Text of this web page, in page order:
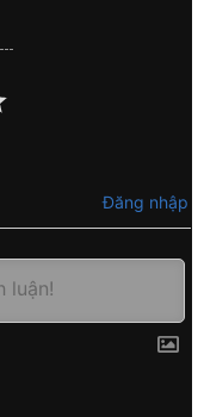
Đăng nhập